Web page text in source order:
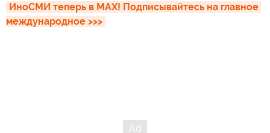
ИноСМИ теперь в MAX! Подписывайтесь на главное
международное >>>